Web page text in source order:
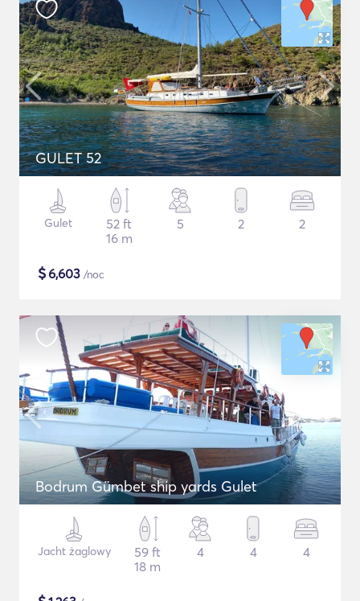
GULET 52
Gulet
52 ft
16 m
5 2 2
$6,603 /noc
Bodrum Gümbet ship yards Gulet
Jacht żaglowy
59 ft
18 m
4 4 4